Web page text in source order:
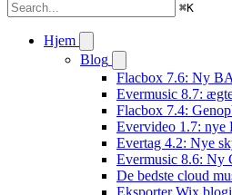
⌘K
Hjem
Blog
Flacbox 7.6: Ny
Evermusic 8.7:
Flacbox 7.4:
Evervideo 1.7: nye
Evertag 4.2: Nye
Evermusic 8.6: Ny
De bedste cloud
Eksporter Wix